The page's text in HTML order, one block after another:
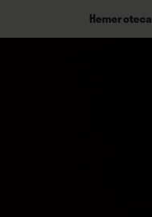
Hemeroteca